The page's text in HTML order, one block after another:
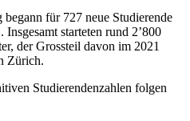
für 727 neue Studierende
Insgesamt starteten rund 2’800
der Grossteil davon im 2021
Zürich.
Studierendenzahlen folgen